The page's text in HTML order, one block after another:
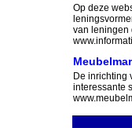
Op deze
van leningen
De inrichting
interessante